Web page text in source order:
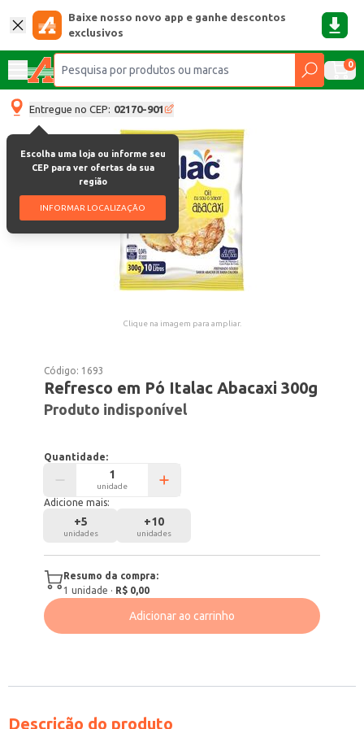
Baixe nosso novo app e ganhe descontos
exclusivos
0
Entregue no CEP: 02170-901
Escolha uma loja ou informe seu
CEP para ver ofertas da sua
região
INFORMAR LOCALIZAÇÃO
Clique na imagem para ampliar.
Código: 1693
Refresco em Pó Italac Abacaxi 300g
Produto indisponível
Quantidade:
unidade
Adicione mais:
+5
unidades
+10
unidades
Resumo da compra:
1 unidade · R$ 0,00
Adicionar ao carrinho
Descrição do produto